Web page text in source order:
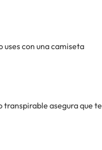
con una camiseta
transpirable asegura que te